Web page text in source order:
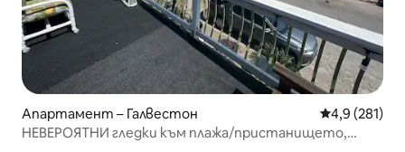
Апартамент – Галвестон Средна
4,9 (281)
НЕВЕРОЯТНИ гледки към плажа/пристанището,